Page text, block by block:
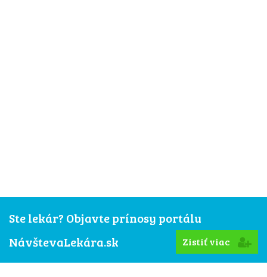
Ste lekár? Objavte prínosy portálu
NávštevaLekára.sk
Zistiť viac